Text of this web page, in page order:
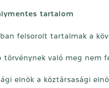
tartalom
felsorolt tartalmak a
törvénynek való meg nem
elnök a köztársasági